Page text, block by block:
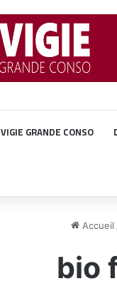
VIGIE GRANDE CONSO
Accueil
bio